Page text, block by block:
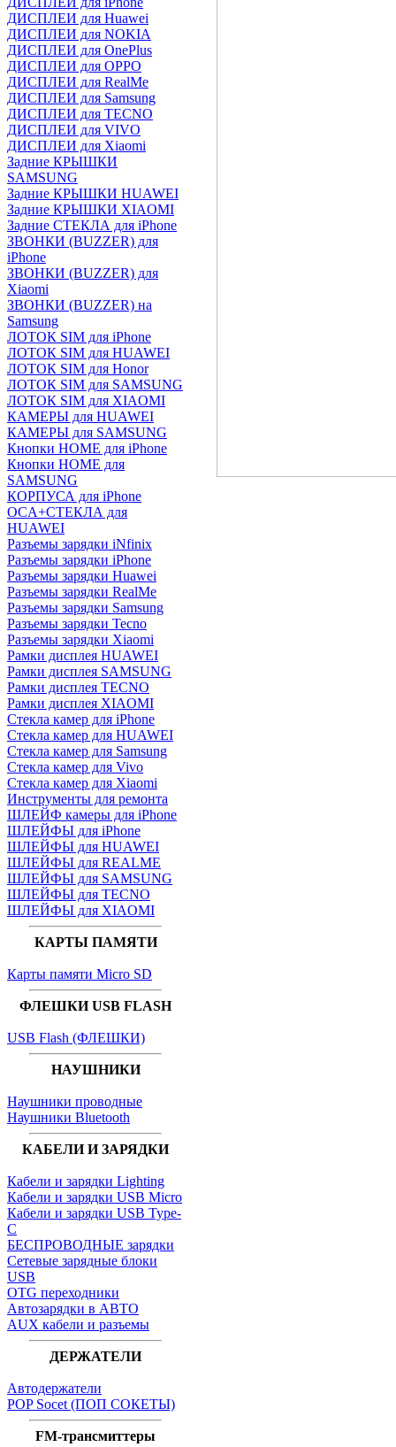
ДИСПЛЕИ для Huawei
ДИСПЛЕИ для NOKIA
ДИСПЛЕИ для OnePlus
ДИСПЛЕИ для OPPO
ДИСПЛЕИ для RealMe
ДИСПЛЕИ для Samsung
ДИСПЛЕИ для TECNO
ДИСПЛЕИ для VIVO
ДИСПЛЕИ для Xiaomi
Задние КРЫШКИ
SAMSUNG
Задние КРЫШКИ HUAWEI
Задние КРЫШКИ XIAOMI
Задние СТЕКЛА для iPhone
ЗВОНКИ (BUZZER) для
iPhone
ЗВОНКИ (BUZZER) для
Xiaomi
ЗВОНКИ (BUZZER) на
Samsung
ЛОТОК SIM для iPhone
ЛОТОК SIM для HUAWEI
ЛОТОК SIM для Honor
ЛОТОК SIM для SAMSUNG
ЛОТОК SIM для XIAOMI
КАМЕРЫ для HUAWEI
КАМЕРЫ для SAMSUNG
Кнопки HOME для iPhone
Кнопки HOME для
SAMSUNG
КОРПУСА для iPhone
OCA+СТЕКЛА для
HUAWEI
Разъемы зарядки iNfinix
Разъемы зарядки iPhone
Разъемы зарядки Huawei
Разъемы зарядки RealMe
Разъемы зарядки Samsung
Разъемы зарядки Tecno
Разъемы зарядки Xiaomi
Рамки дисплея HUAWEI
Рамки дисплея SAMSUNG
Рамки дисплея TECNO
Рамки дисплея XIAOMI
Стекла камер для iPhone
Стекла камер для HUAWEI
Стекла камер для Samsung
Стекла камер для Vivo
Стекла камер для Xiaomi
Инструменты для ремонта
ШЛЕЙФ камеры для iPhone
ШЛЕЙФЫ для iPhone
ШЛЕЙФЫ для HUAWEI
ШЛЕЙФЫ для REALME
ШЛЕЙФЫ для SAMSUNG
ШЛЕЙФЫ для TECNO
ШЛЕЙФЫ для XIAOMI
КАРТЫ ПАМЯТИ
Карты памяти Micro SD
ФЛЕШКИ USB FLASH
USB Flash (ФЛЕШКИ)
НАУШНИКИ
Наушники проводные
Наушники Bluetooth
КАБЕЛИ И ЗАРЯДКИ
Кабели и зарядки Lighting
Кабели и зарядки USB Micro
Кабели и зарядки USB Type-
C
БЕСПРОВОДНЫЕ зарядки
Сетевые зарядные блоки
USB
OTG переходники
Автозарядки в АВТО
AUX кабели и разъемы
ДЕРЖАТЕЛИ
Автодержатели
POP Socet (ПОП СОКЕТЫ)
FM-трансмиттеры